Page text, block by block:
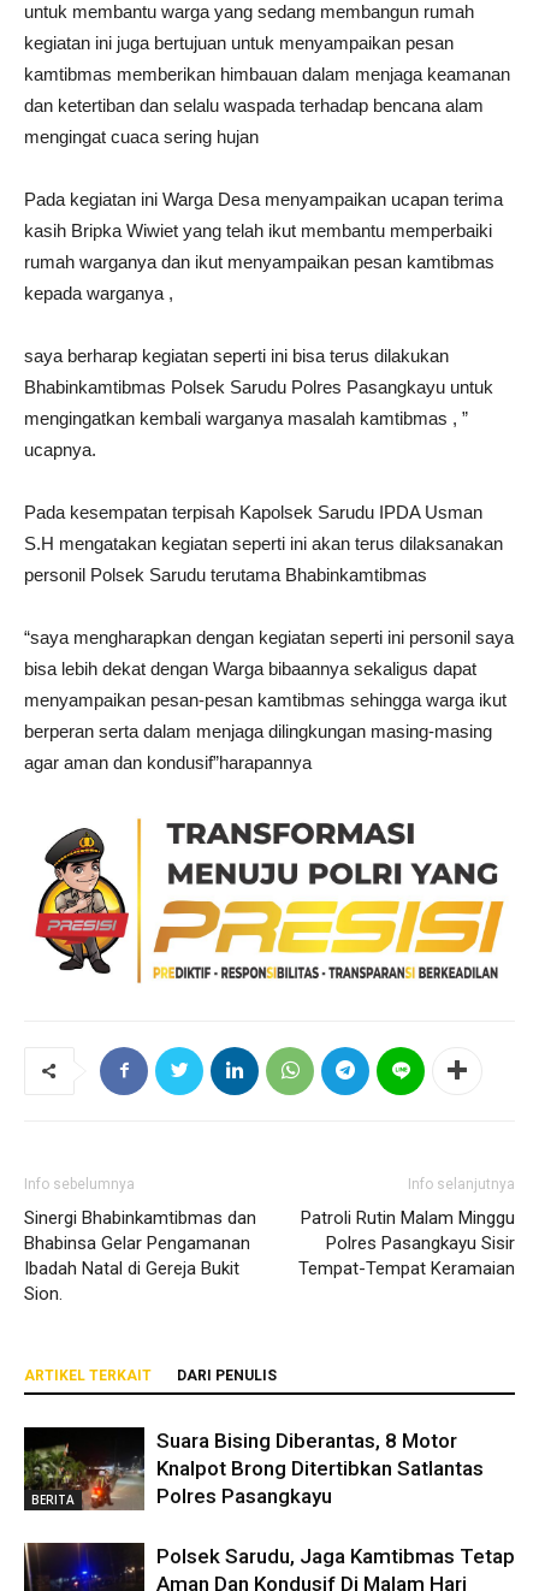
untuk membantu warga yang sedang membangun rumah
kegiatan ini juga bertujuan untuk menyampaikan pesan
kamtibmas memberikan himbauan dalam menjaga keamanan
dan ketertiban dan selalu waspada terhadap bencana alam
mengingat cuaca sering hujan
Pada kegiatan ini Warga Desa menyampaikan ucapan terima
kasih Bripka Wiwiet yang telah ikut membantu memperbaiki
rumah warganya dan ikut menyampaikan pesan kamtibmas
kepada warganya ,
saya berharap kegiatan seperti ini bisa terus dilakukan
Bhabinkamtibmas Polsek Sarudu Polres Pasangkayu untuk
mengingatkan kembali warganya masalah kamtibmas , ”
ucapnya.
Pada kesempatan terpisah Kapolsek Sarudu IPDA Usman
S.H mengatakan kegiatan seperti ini akan terus dilaksanakan
personil Polsek Sarudu terutama Bhabinkamtibmas
“saya mengharapkan dengan kegiatan seperti ini personil saya
bisa lebih dekat dengan Warga bibaannya sekaligus dapat
menyampaikan pesan-pesan kamtibmas sehingga warga ikut
berperan serta dalam menjaga dilingkungan masing-masing
agar aman dan kondusif”harapannya
Info sebelumnya
Sinergi Bhabinkamtibmas dan
Bhabinsa Gelar Pengamanan
Ibadah Natal di Gereja Bukit
Sion.
Info selanjutnya
Patroli Rutin Malam Minggu
Polres Pasangkayu Sisir
Tempat-Tempat Keramaian
ARTIKEL TERKAIT DARI PENULIS
BERITA
Suara Bising Diberantas, 8 Motor
Knalpot Brong Ditertibkan Satlantas
Polres Pasangkayu
Polsek Sarudu, Jaga Kamtibmas Tetap
Aman Dan Kondusif Di Malam Hari